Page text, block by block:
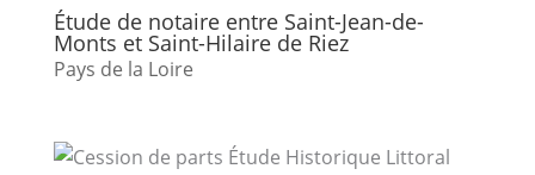
Étude de notaire entre Saint-Jean-de-
Monts et Saint-Hilaire de Riez
Pays de la Loire